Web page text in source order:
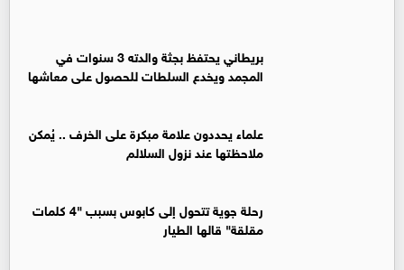
بريطاني يحتفظ بجثة والدته 3 سنوات في
المجمد ويخدع السلطات للحصول على معاشها
علماء يحددون علامة مبكرة على الخرف .. يُمكن
ملاحظتها عند نزول السلالم
رحلة جوية تتحول إلى كابوس بسبب "4 كلمات
مقلقة" قالها الطيار